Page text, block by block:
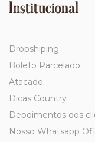
Institucional
Dropshiping
Boleto Parcelado
Atacado
Dicas Country
Depoimentos dos
Nosso Whatsapp